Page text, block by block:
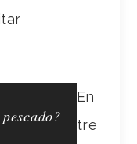
En
tre